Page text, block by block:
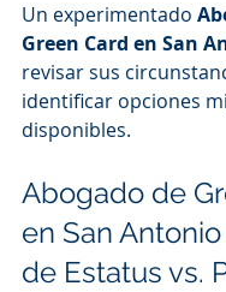
Un experimentado
Green Card en San
revisar sus
identificar opciones
disponibles.
Abogado de
en San
de Estatus vs.